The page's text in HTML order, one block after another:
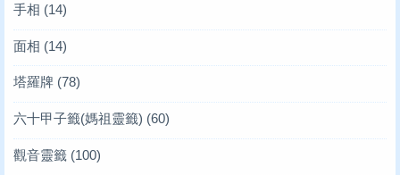
手相 (14)
面相 (14)
塔羅牌 (78)
六十甲子籤(媽祖靈籤) (60)
觀音靈籤 (100)